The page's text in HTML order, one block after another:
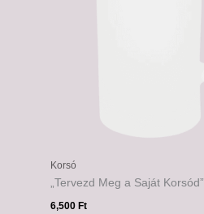
Korsó
„Tervezd Meg a Saját Korsód”
6,500 Ft